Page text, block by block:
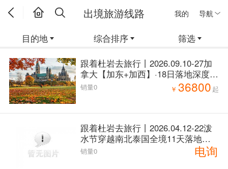
我的 导航
出境旅游线路
目的地 综合排序 筛选
跟着杜岩去旅行丨2026.09.10-27加
拿大【加东+加西】·18日落地深度自
驾·穿越枫叶之国
销量0 ￥ 36800 起
跟着杜岩去旅行丨2026.04.12-22泼
水节穿越南北泰国全境11天落地自
驾
销量0 电询